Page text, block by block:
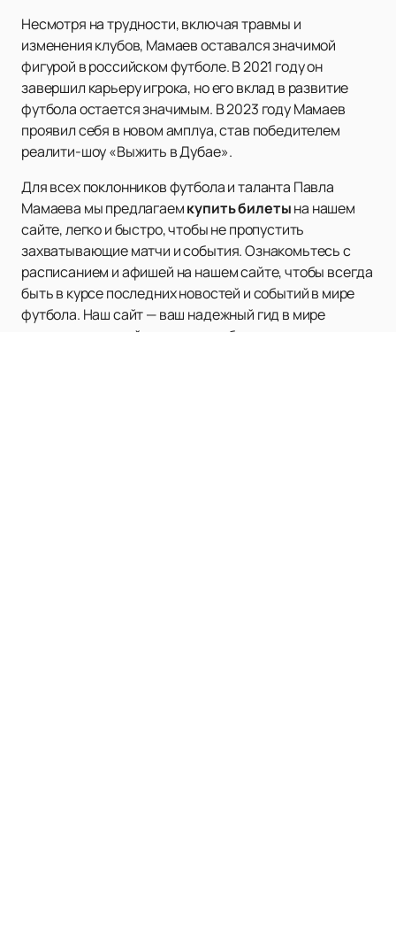
Несмотря на трудности, включая травмы и
изменения клубов, Мамаев оставался значимой
фигурой в российском футболе. В 2021 году он
завершил карьеру игрока, но его вклад в развитие
футбола остается значимым. В 2023 году Мамаев
проявил себя в новом амплуа, став победителем
реалити-шоу «Выжить в Дубае».
Для всех поклонников футбола и таланта Павла
Мамаева мы предлагаемкупить билетына нашем
сайте, легко и быстро, чтобы не пропустить
захватывающие матчи и события. Ознакомьтесь с
расписанием и афишей на нашем сайте, чтобы всегда
быть в курсе последних новостей и событий в мире
футбола. Наш сайт — ваш надежный гид в мире
спорта, где вы найдете всю необходимую